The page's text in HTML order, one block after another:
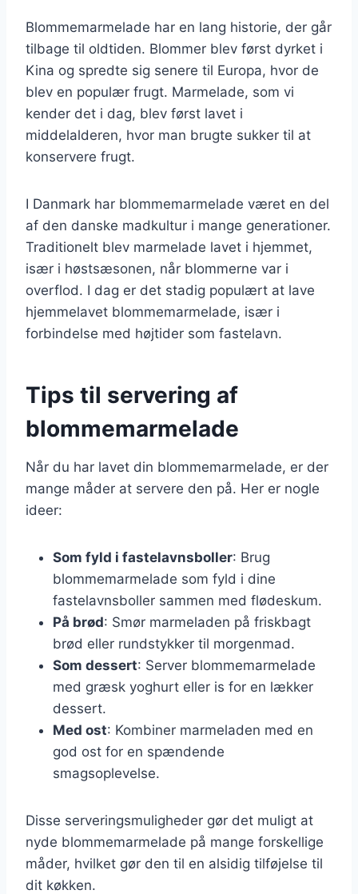
Blommemarmelade har en lang historie, der går
tilbage til oldtiden. Blommer blev først dyrket i
Kina og spredte sig senere til Europa, hvor de
blev en populær frugt. Marmelade, som vi
kender det i dag, blev først lavet i
middelalderen, hvor man brugte sukker til at
konservere frugt.
I Danmark har blommemarmelade været en del
af den danske madkultur i mange generationer.
Traditionelt blev marmelade lavet i hjemmet,
især i høstsæsonen, når blommerne var i
overflod. I dag er det stadig populært at lave
hjemmelavet blommemarmelade, især i
forbindelse med højtider som fastelavn.
Tips til servering af
blommemarmelade
Når du har lavet din blommemarmelade, er der
mange måder at servere den på. Her er nogle
ideer:
Som fyld i fastelavnsboller: Brug
blommemarmelade som fyld i dine
fastelavnsboller sammen med flødeskum.
På brød: Smør marmeladen på friskbagt
brød eller rundstykker til morgenmad.
Som dessert: Server blommemarmelade
med græsk yoghurt eller is for en lækker
dessert.
Med ost: Kombiner marmeladen med en
god ost for en spændende
smagsoplevelse.
Disse serveringsmuligheder gør det muligt at
nyde blommemarmelade på mange forskellige
måder, hvilket gør den til en alsidig tilføjelse til
dit køkken.